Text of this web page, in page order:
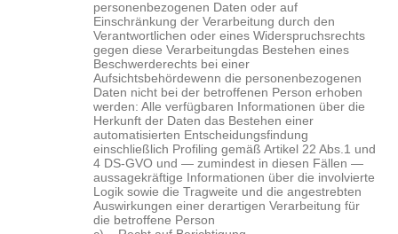
personenbezogenen Daten oder auf
Einschränkung der Verarbeitung durch den
Verantwortlichen oder eines Widerspruchsrechts
gegen diese Verarbeitungdas Bestehen eines
Beschwerderechts bei einer
Aufsichtsbehördewenn die personenbezogenen
Daten nicht bei der betroffenen Person erhoben
werden: Alle verfügbaren Informationen über die
Herkunft der Daten das Bestehen einer
automatisierten Entscheidungsfindung
einschließlich Profiling gemäß Artikel 22 Abs.1 und
4 DS-GVO und — zumindest in diesen Fällen —
aussagekräftige Informationen über die involvierte
Logik sowie die Tragweite und die angestrebten
Auswirkungen einer derartigen Verarbeitung für
die betroffene Person